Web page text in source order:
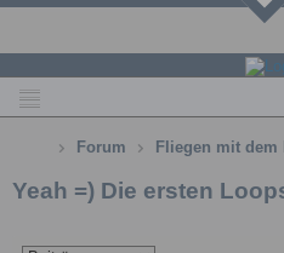
Forum Fliegen mit dem
Yeah =) Die ersten